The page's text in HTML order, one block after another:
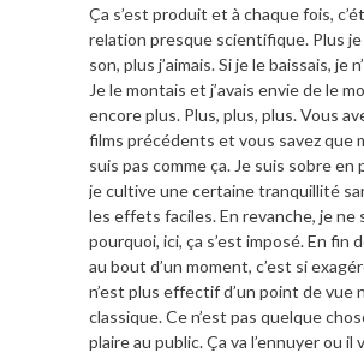
Ça s’est produit et à chaque fois,
relation presque scientifique. Plus
son, plus j’aimais. Si je le baissais, je
Je le montais et j’avais envie de le
encore plus. Plus, plus, plus. Vous
films précédents et vous savez que
suis pas comme ça. Je suis sobre en
je cultive une certaine tranquillité
les effets faciles. En revanche, je ne
pourquoi, ici, ça s’est imposé. En fin
au bout d’un moment, c’est si
n’est plus effectif d’un point de vue
classique. Ce n’est pas quelque
plaire au public. Ça va l’ennuyer ou il